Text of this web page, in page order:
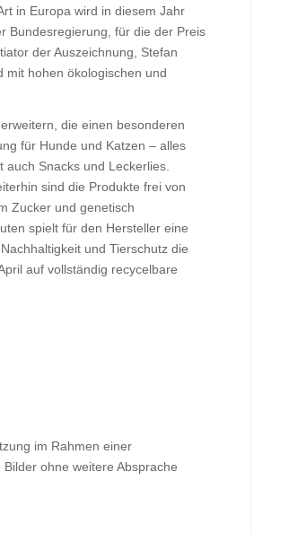
in Europa wird in diesem Jahr
Bundesregierung, für die der Preis
der Auszeichnung, Stefan
mit hohen ökologischen und
die einen besonderen
für Hunde und Katzen – alles
Snacks und Leckerlies.
sind die Produkte frei von
Zucker und genetisch
spielt für den Hersteller eine
und Tierschutz die
auf vollständig recycelbare
im Rahmen einer
ohne weitere Absprache